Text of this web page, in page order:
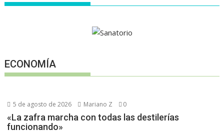
ECONOMÍA
5 de agosto de 2026 Mariano Z 0
«La zafra marcha con todas las destilerías
funcionando»